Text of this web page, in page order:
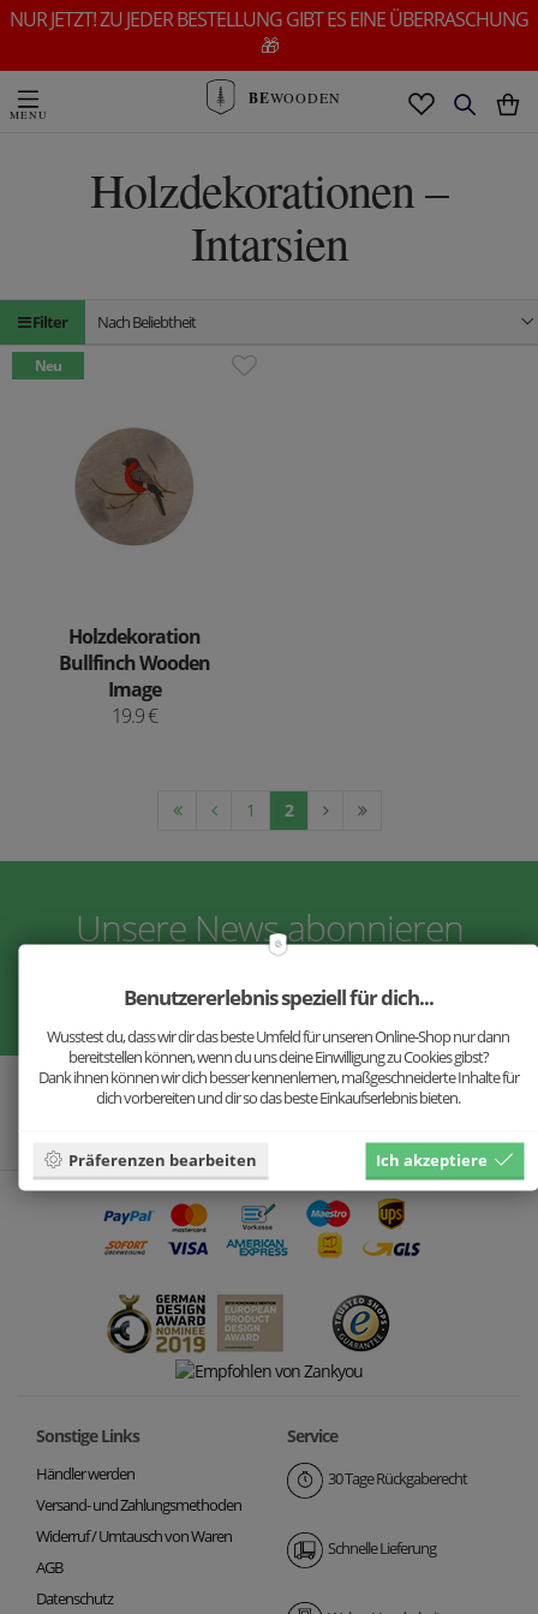
NUR JETZT! ZU JEDER BESTELLUNG GIBT ES EINE ÜBERRASCHUNG
🎁
BEWOODEN
Holzdekorationen –
Intarsien
Filter Nach Beliebtheit
Neu
Holzdekoration
Bullfinch Wooden
Image
19.9 €
1 2
Unsere News abonnieren
Sonstige Links
Händler werden
Versand- und Zahlungsmethoden
Widerruf / Umtausch von Waren
AGB
Datenschutz
Service
30 Tage Rückgaberecht
Schnelle Lieferung
Benutzererlebnis speziell für dich...
Wusstest du, dass wir dir das beste Umfeld für unseren Online-Shop nur dann
bereitstellen können, wenn du uns deine Einwilligung zu Cookies gibst?
Dank ihnen können wir dich besser kennenlernen, maßgeschneiderte Inhalte für
dich vorbereiten und dir so das beste Einkaufserlebnis bieten.
Präferenzen bearbeiten Ich akzeptiere